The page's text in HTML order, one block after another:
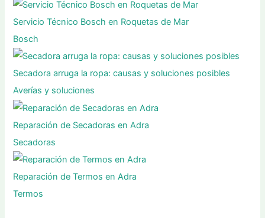
Servicio Técnico Bosch en Roquetas de Mar
Bosch
Secadora arruga la ropa: causas y soluciones posibles
Averías y soluciones
Reparación de Secadoras en Adra
Secadoras
Reparación de Termos en Adra
Termos